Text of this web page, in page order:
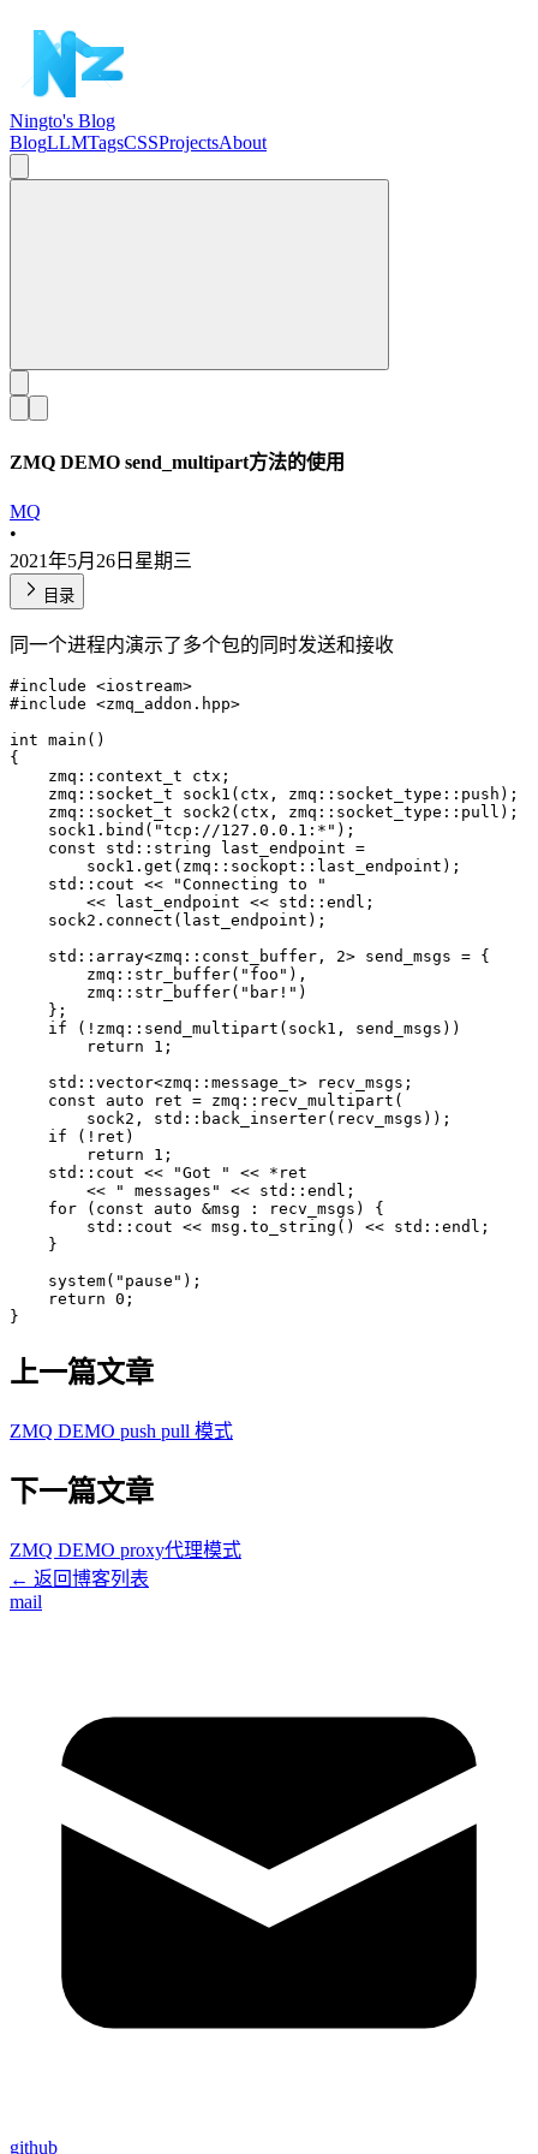
Ningto's Blog
BlogLLMTagsCSSProjectsAbout
ZMQ DEMO send_multipart方法的使用
MQ
•
2021年5月26日星期三
目录
同一个进程内演示了多个包的同时发送和接收
#include <iostream>
#include <zmq_addon . hpp>
int main ( )
{
zmq : : context_t ctx ;
zmq : : socket_t sock1 ( ctx , zmq : : socket_type : : push ) ;
zmq : : socket_t sock2 ( ctx , zmq : : socket_type : : pull ) ;
    sock1
. bind ( "tcp://127.0.0.1:*" ) ;
const
std : : string last_endpoint =
        sock1
. get ( zmq : : sockopt : : last_endpoint ) ;
std : : cout <<
"Connecting to "
<< last_endpoint << std : : endl ;
    sock2
. connect ( last_endpoint ) ;
std : : array<zmq : : const_buffer , 2> send_msgs = {
zmq : : str_buffer( "foo" ) ,
zmq : : str_buffer( "bar!" )
} ;
if
( ! zmq : : send_multipart ( sock1 , send_msgs ) )
return
1 ;
std : : vector<zmq : : message_t> recv_msgs ;
const auto ret = zmq : : recv_multipart (
        sock2
, std : : back_inserter( recv_msgs ) ) ;
if
( ! ret )
return
1 ;
std : : cout << "Got " << *
<<
" messages" << std : : endl ;
for
( const auto &msg : recv_msgs )
{
std : : cout << msg . to_string ( ) << std : : endl ;
}
system( "pause" ) ;
return 0 ;
}
上一篇文章
ZMQ DEMO push pull 模式
下一篇文章
ZMQ DEMO proxy代理模式
← 返回博客列表
mail
github